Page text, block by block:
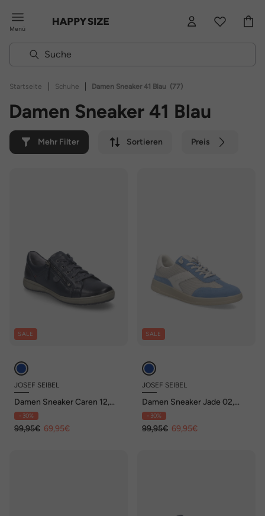
Menü
Startseite | Schuhe | Damen Sneaker 41 Blau (77)
Damen Sneaker 41 Blau
Mehr Filter Sortieren Preis
SALE
JOSEF SEIBEL
Damen Sneaker Caren 12,
indigo
- 30%
99,95€ 69,95€
SALE
JOSEF SEIBEL
Damen Sneaker Jade 02,
skyblue-kombi
- 30%
99,95€ 69,95€